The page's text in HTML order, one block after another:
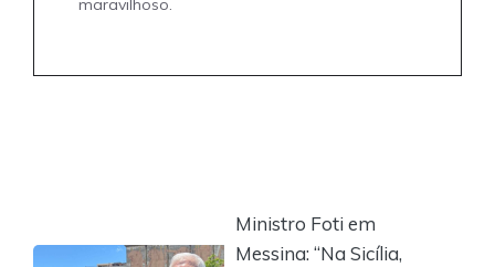
maravilhoso.
Ministro Foti em
Messina: “Na Sicília,